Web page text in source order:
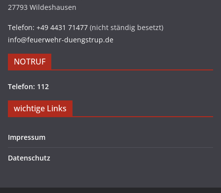
27793 Wildeshausen
Telefon: +49 4431 71477 (nicht ständig besetzt)
info@feuerwehr-duengstrup.de
NOTRUF
Telefon: 112
wichtige Links
Impressum
Datenschutz